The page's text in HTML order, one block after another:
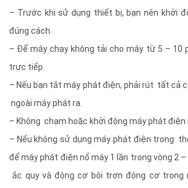
– Trước khi sử dụng thiết bị, bạn nên khởi
đúng cách.
– Để máy chạy không tải cho máy từ 5 – 10
trực tiếp.
– Nếu bạn tắt máy phát điện, phải rút tất cả
ngoài máy phát ra.
– Không chạm hoặc khởi động máy phát điện
– Nếu không sử dụng máy phát điện trong
để máy phát điện nổ máy 1 lần trong vòng 2
ắc quy và động cơ bôi trơn động cơ trong